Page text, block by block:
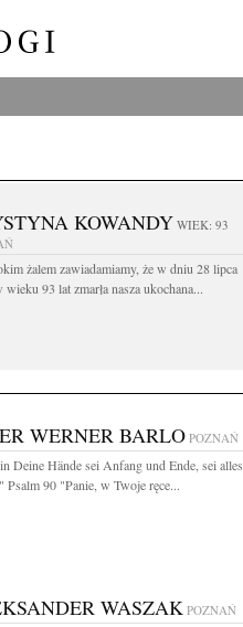
KOWANDYWIEK: 93
żalem zawiadamiamy, że w dniu 28 lipca
wieku 93 lat zmarła nasza ukochana...
WERNER BARLO POZNAŃ
Deine Hände sei Anfang und Ende, sei alles
Psalm 90 "Panie, w Twoje ręce...
WASZAK POZNAŃ